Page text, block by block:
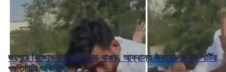
জয়পুরে বিক্ষোভ চলাকালীন চড়-থাপ্পড়, আক্রান্ত ককরোচ জনতা পার্টির
প্রতিষ্ঠাতা অভিজিৎ